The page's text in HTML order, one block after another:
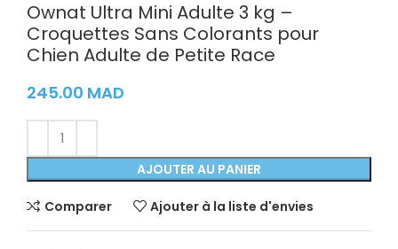
Ownat Ultra Mini Adulte 3 kg –
Croquettes Sans Colorants pour
Chien Adulte de Petite Race
245.00 MAD
AJOUTER AU PANIER
Comparer Ajouter à la liste d'envies